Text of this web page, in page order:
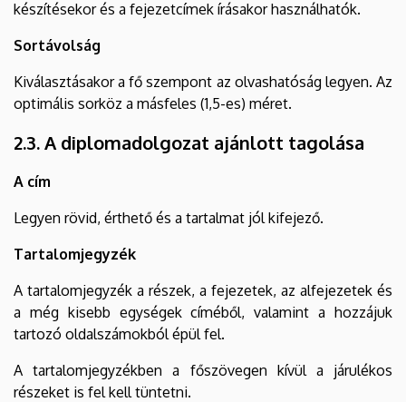
készítésekor és a fejezetcímek írásakor használhatók.
Sortávolság
Kiválasztásakor a fő szempont az olvashatóság legyen. Az
optimális sorköz a másfeles (1,5-es) méret.
2.3. A diplomadolgozat ajánlott tagolása
A cím
Legyen rövid, érthető és a tartalmat jól kifejező.
Tartalomjegyzék
A tartalomjegyzék a részek, a fejezetek, az alfejezetek és
a még kisebb egységek címéből, valamint a hozzájuk
tartozó oldalszámokból épül fel.
A tartalomjegyzékben a főszövegen kívül a járulékos
részeket is fel kell tüntetni.